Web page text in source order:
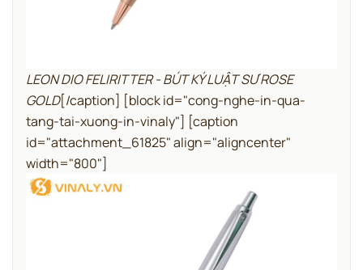
LEON DIO FELIRITTER - BÚT KÝ LUẬT SƯ ROSE
GOLD[/caption] [block id="cong-nghe-in-qua-
tang-tai-xuong-in-vinaly"] [caption
id="attachment_61825" align="aligncenter"
width="800"]